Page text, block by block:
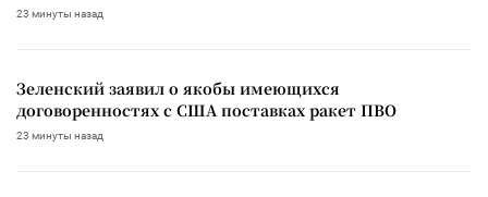
23 минуты назад
Зеленский заявил о якобы имеющихся
договоренностях с США поставках ракет ПВО
23 минуты назад